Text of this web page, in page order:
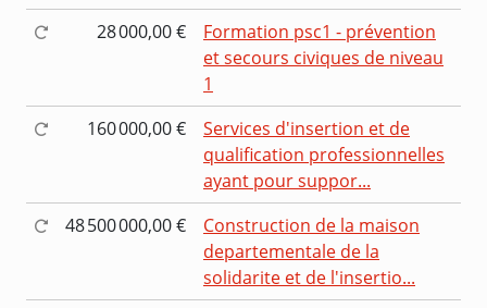
28 000,00 €
Formation psc1 - prévention
et secours civiques de niveau
1
160 000,00 €
Services d'insertion et de
qualification professionnelles
ayant pour suppor...
48 500 000,00 €
Construction de la maison
departementale de la
solidarite et de l'insertio...